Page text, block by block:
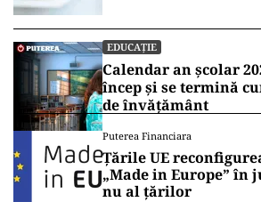
EDUCAȚIE
Calendar an școlar
încep și se termină
de învățământ
Puterea Financiara
Țările UE
„Made in Europe” în
nu al țărilor